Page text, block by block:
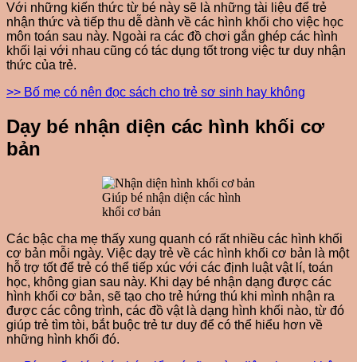
Với những kiến thức từ bé này sẽ là những tài liệu để trẻ
nhận thức và tiếp thu dễ dành về các hình khối cho việc học
môn toán sau này. Ngoài ra các đồ chơi gắn ghép các hình
khối lại với nhau cũng có tác dụng tốt trong việc tư duy nhận
thức của trẻ.
>> Bố mẹ có nên đọc sách cho trẻ sơ sinh hay không
Dạy bé nhận diện các hình khối cơ
bản
Giúp bé nhận diện các hình
khối cơ bản
Các bậc cha mẹ thấy xung quanh có rất nhiều các hình khối
cơ bản mỗi ngày. Việc dạy trẻ về các hình khối cơ bản là một
hỗ trợ tốt để trẻ có thể tiếp xúc với các định luật vật lí, toán
học, không gian sau này. Khi dạy bé nhận dạng được các
hình khối cơ bản, sẽ tạo cho trẻ hứng thú khi mình nhận ra
được các công trình, các đồ vật là dạng hình khối nào, từ đó
giúp trẻ tìm tòi, bắt buộc trẻ tư duy để có thể hiểu hơn về
những hình khối đó.